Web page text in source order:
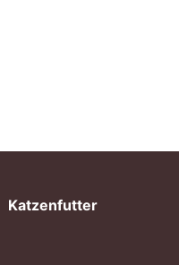
Katzenfutter